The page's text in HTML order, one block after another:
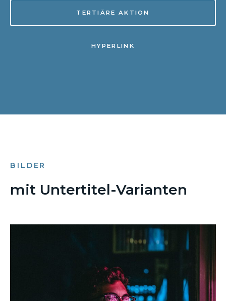
TERTIÄRE AKTION
HYPERLINK
BILDER
mit Untertitel-Varianten